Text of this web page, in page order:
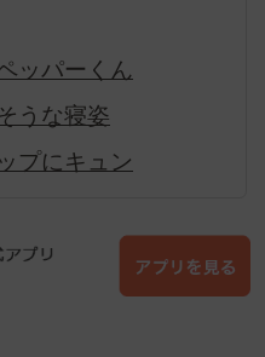
ッパーくん
うな寝姿
プにキュン